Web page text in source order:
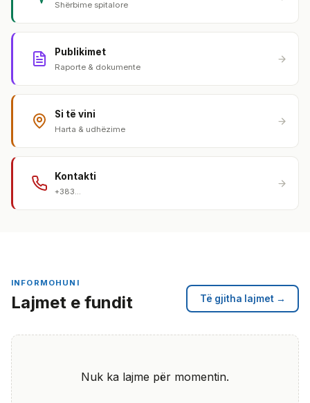
Shërbime spitalore
Publikimet
Raporte & dokumente
Si të vini
Harta & udhëzime
Kontakti
+383...
INFORMOHUNI
Lajmet e fundit Të gjitha lajmet →
Nuk ka lajme për momentin.